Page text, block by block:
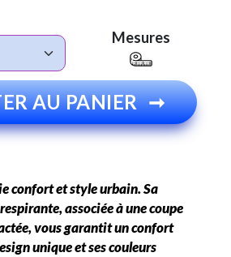
Mesures
AU PANIER ➞
confort et style urbain. Sa
associée à une coupe
vous garantit un confort
unique et ses couleurs